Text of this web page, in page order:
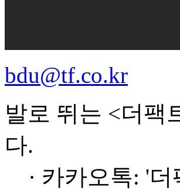
bdu@tf.co.kr
발로 뛰는 <더팩
다.
· 카카오톡: '